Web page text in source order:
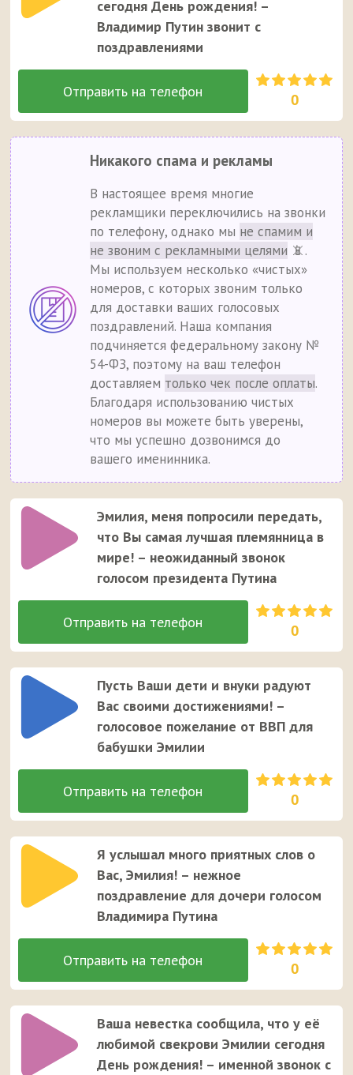
сегодня День рождения! –
Владимир Путин звонит с
поздравлениями
0
Никакого спама и рекламы
В настоящее время многие
рекламщики переключились на звонки
по телефону, однако мы не спамим и
не звоним с рекламными целями 📵.
Мы используем несколько «чистых»
номеров, с которых звоним только
для доставки ваших голосовых
поздравлений. Наша компания
подчиняется федеральному закону №
54-ФЗ, поэтому на ваш телефон
доставляем только чек после оплаты.
Благодаря использованию чистых
номеров вы можете быть уверены,
что мы успешно дозвонимся до
вашего именинника.
Эмилия, меня попросили передать,
что Вы самая лучшая племянница в
мире! – неожиданный звонок
голосом президента Путина
0
Пусть Ваши дети и внуки радуют
Вас своими достижениями! –
голосовое пожелание от ВВП для
бабушки Эмилии
0
Я услышал много приятных слов о
Вас, Эмилия! – нежное
поздравление для дочери голосом
Владимира Путина
0
Ваша невестка сообщила, что у её
любимой свекрови Эмилии сегодня
День рождения! – именной звонок с